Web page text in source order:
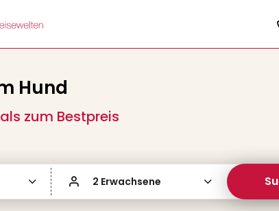
Hund
zum Bestpreis
2 Erwachsene